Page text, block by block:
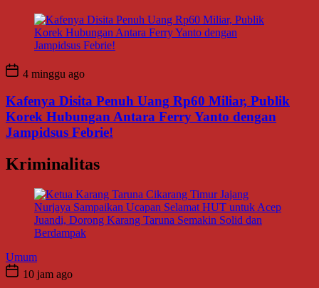
4 minggu ago
Kafenya Disita Penuh Uang Rp60 Miliar, Publik
Korek Hubungan Antara Ferry Yanto dengan
Jampidsus Febrie!
Kriminalitas
Umum
10 jam ago